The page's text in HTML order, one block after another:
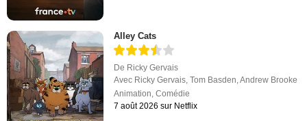
Alley Cats
De Ricky Gervais
Avec Ricky Gervais,Tom Basden,Andrew Brooke
Animation,Comédie
7 août 2026 sur Netflix